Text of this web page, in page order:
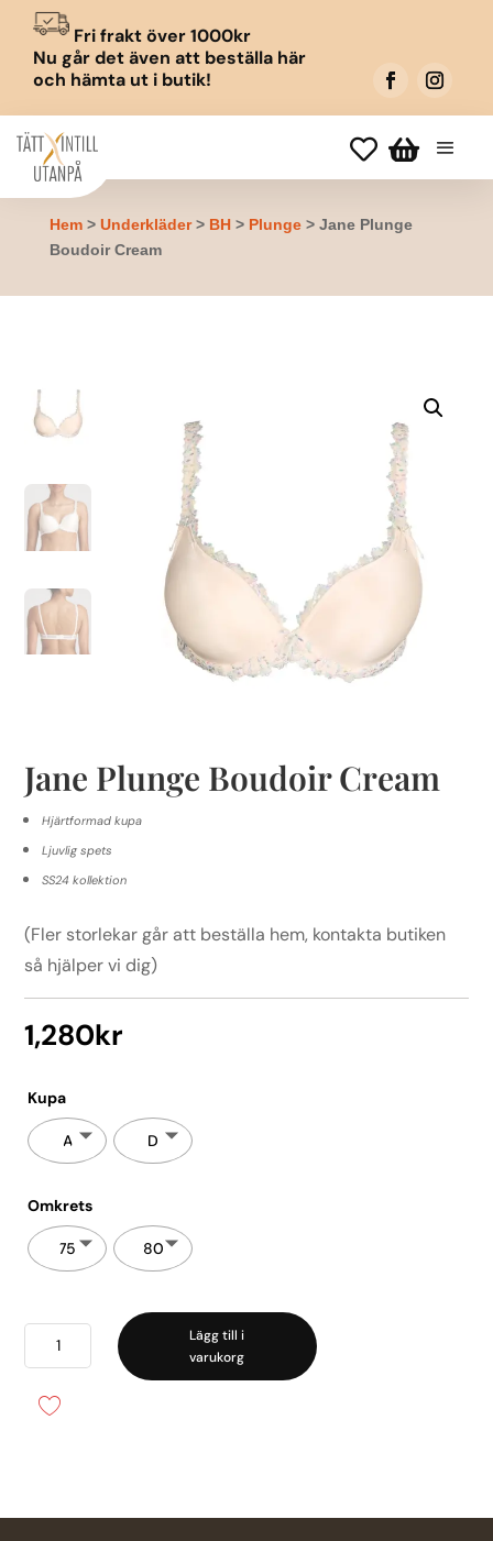
Fri frakt över 1000kr
Nu går det även att beställa här
och hämta ut i butik!
 
Hem> Underkläder> BH> Plunge> Jane Plunge
Boudoir Cream
Jane Plunge Boudoir Cream
Hjärtformad kupa
Ljuvlig spets
SS24 kollektion
(Fler storlekar går att beställa hem, kontakta butiken
så hjälper vi dig)
1,280kr
Kupa
A D
Omkrets
75 80
Cream
Lägg till i
varukorg